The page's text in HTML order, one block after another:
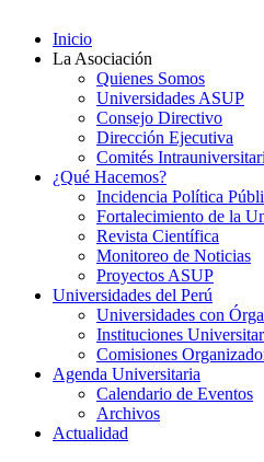
Inicio
La Asociación
Quienes Somos
Universidades ASUP
Consejo Directivo
Dirección Ejecutiva
Comités
¿Qué Hacemos?
Incidencia Política
Fortalecimiento de la
Revista Científica
Monitoreo de Noticias
Proyectos ASUP
Universidades del Perú
Universidades con
Instituciones
Comisiones
Agenda Universitaria
Calendario de Eventos
Archivos
Actualidad